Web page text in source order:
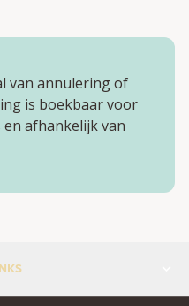
van annulering of
is boekbaar voor
afhankelijk van